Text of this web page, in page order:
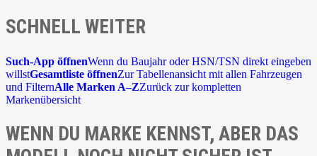
SCHNELL WEITER
Such-App öffnenWenn du Baujahr oder HSN/TSN direkt eingeben
willstGesamtliste öffnenZur Tabellenansicht mit allen Fahrzeugen
und FilternAlle Marken A–ZZurück zur kompletten
Markenübersicht
WENN DU MARKE KENNST, ABER DAS